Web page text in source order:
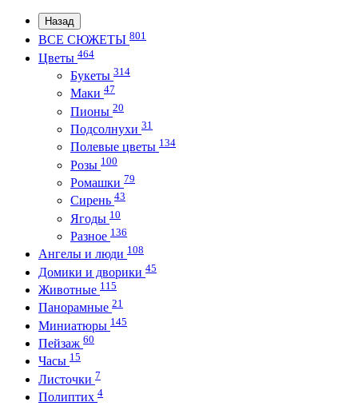
Назад
ВСЕ СЮЖЕТЫ 801
Цветы 464
Букеты 314
Маки 47
Пионы 20
Подсолнухи 31
Полевые цветы 134
Розы 100
Ромашки 79
Сирень 43
Ягоды 10
Разное 136
Ангелы и люди 108
Домики и дворики 45
Животные 115
Панорамные 21
Миниатюры 145
Пейзаж 60
Часы 15
Листочки 7
Полиптих 4